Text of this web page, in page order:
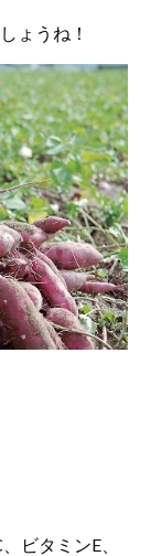
ょうね！
ビタミンE、